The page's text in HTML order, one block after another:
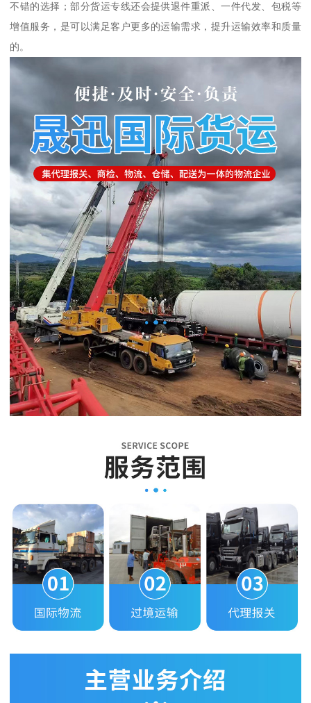
不错的选择；部分货运专线还会提供退件重派、一件代发、包税等
增值服务，是可以满足客户更多的运输需求，提升运输效率和质量
的。